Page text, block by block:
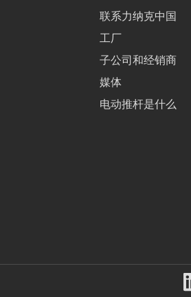
联系力纳克中国
工厂
子公司和经销商
媒体
电动推杆是什么